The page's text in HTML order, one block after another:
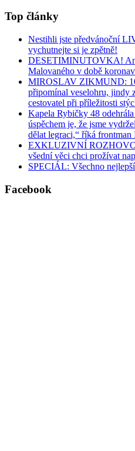
Top články
Nestihli jste předvánoční
vychutnejte si je zpětně!
DESETIMINUTOVKA!
Malovaného v době
MIROSLAV ZIKMUND:
připomínal veselohru, jindy
cestovatel při příležitosti
Kapela Rybičky 48
úspěchem je, že jsme
dělat legraci,“ říká frontman
EXKLUZIVNÍ
všední věci chci prožívat
SPECIÁL: Všechno
Facebook